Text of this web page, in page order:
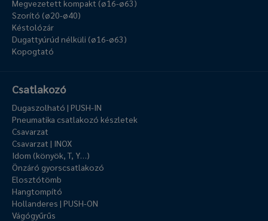
Megvezetett kompakt (ø16-ø63)
Szorító (ø20-ø40)
Késtolózár
Dugattyúrúd nélküli (ø16-ø63)
Kopogtató
Csatlakozó
Dugaszolható | PUSH-IN
Pneumatika csatlakozó készletek
Csavarzat
Csavarzat | INOX
Idom (könyök, T, Y…)
Önzáró gyorscsatlakozó
Elosztótömb
Hangtompító
Hollanderes | PUSH-ON
Vágógyűrűs